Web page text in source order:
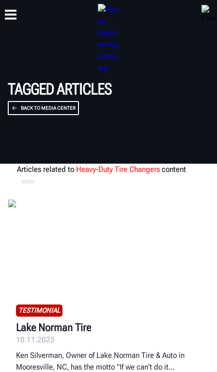
SZKOLENIA
TAGGED ARTICLES
BACK TO MEDIA CENTER
Articles related to Heavy-Duty Tire Changers content
TESTIMONIAL
Lake Norman Tire
10.11.2023
Ken Silverman, Owner of Lake Norman Tire & Auto in
Mooresville, NC, has the motto "If we can't do it